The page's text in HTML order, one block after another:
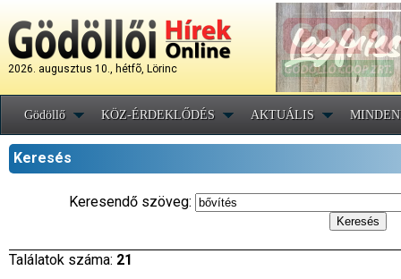
2026. augusztus 10., hétfõ, Lörinc
Gödöllő KÖZ-ÉRDEKLŐDÉS AKTUÁLIS
Keresés
Keresendő szöveg:
Találatok száma: 21